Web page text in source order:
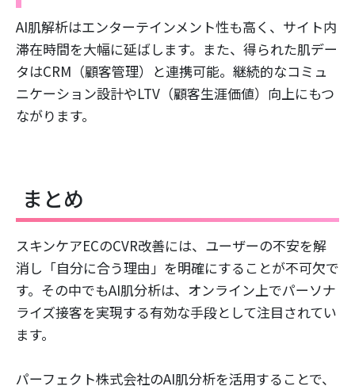
AI肌解析はエンターテインメント性も高く、サイト内
滞在時間を大幅に延ばします。また、得られた肌デー
タはCRM（顧客管理）と連携可能。継続的なコミュ
ニケーション設計やLTV（顧客生涯価値）向上にもつ
ながります。
まとめ
スキンケアECのCVR改善には、ユーザーの不安を解
消し「自分に合う理由」を明確にすることが不可欠で
す。その中でもAI肌分析は、オンライン上でパーソナ
ライズ接客を実現する有効な手段として注目されてい
ます。
パーフェクト株式会社のAI肌分析を活用することで、